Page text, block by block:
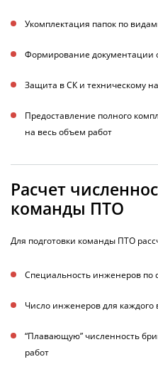
Укомплектация папок по
Формирование документации
Защита в СК и техническому
Предоставление полного
на весь объем работ
Расчет
команды ПТО
Для подготовки команды ПТО
Специальность инженеров по
Число инженеров для каждого
“Плавающую” численность
работ